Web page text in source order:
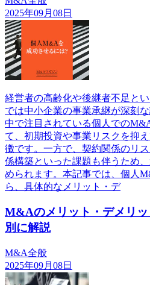
2025年09月08日
経営者の高齢化や後継者不足と
では中小企業の事業承継が深刻
中で注目されている個人での
て、初期投資や事業リスクを抑
徴です。一方で、契約関係のリ
係構築といった課題も伴うため
められます。本記事では、個人
ら、具体的なメリット・デ
M&Aのメリット・デメリ
別に解説
M&A全般
2025年09月08日